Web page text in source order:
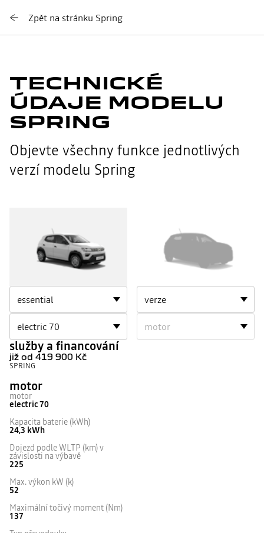
Zpět na stránku Spring
TECHNICKÉ
ÚDAJE MODELU
SPRING
Objevte všechny funkce jednotlivých
verzí modelu Spring
služby a financování
již od 419 900 Kč
SPRING
motor
motor
electric 70
Kapacita baterie (kWh)
24,3 kWh
Dojezd podle WLTP (km) v
závislosti na výbavě
225
Max. výkon kW (k)
52
Maximální točivý moment (Nm)
137